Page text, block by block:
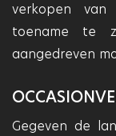
verkopen van
toename te
aangedreven
Gegeven de